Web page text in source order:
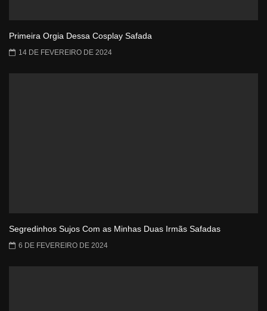
Primeira Orgia Dessa Cosplay Safada
14 DE FEVEREIRO DE 2024
Segredinhos Sujos Com as Minhas Duas Irmãs Safadas
6 DE FEVEREIRO DE 2024